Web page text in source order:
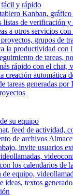
fácil y rápido
Kanban,
listas de verificación y
a otros servicios
grupos de
la productividad con
de tareas,
rápido con el chat,
creación automática
tareas generadas
su equipo
feed de actividad,
de archivos
invite usuarios
los calendarios de
de equipo,
ideas, textos